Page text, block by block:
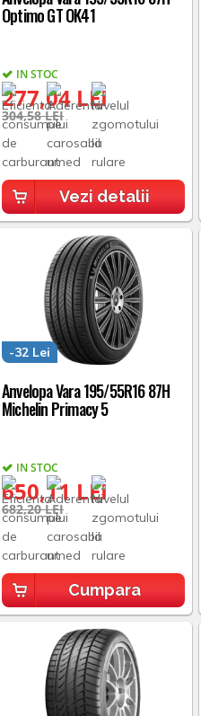
Optimo GT OK41
IN STOC
277,04 LEI
304,58 LEI
Vezi detalii
Anvelopa Vara 195/55R16 87H
Michelin Primacy 5
IN STOC
650,11 LEI
-32 Lei
682,20 LEI
Cumpara